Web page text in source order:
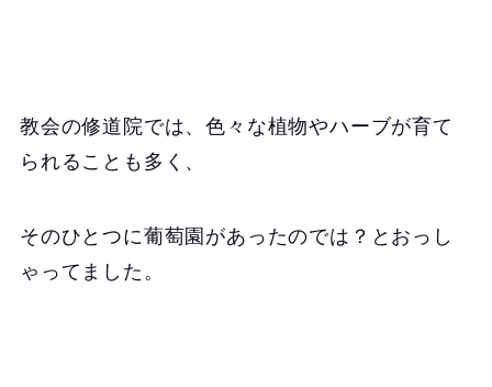
教会の修道院では、色々な植物やハーブが育て
られることも多く、
そのひとつに葡萄園があったのでは？とおっし
ゃってました。